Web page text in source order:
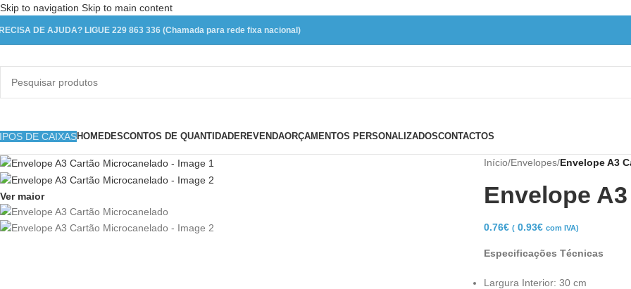
Skip to navigation Skip to main content
DE AJUDA? LIGUE 229 863 336 (Chamada para rede fixa nacional)
DE CAIXASHOMEDESCONTOS DE QUANTIDADEREVENDAORÇAMENTOS PERSONALIZADOSCONTACTOS
Ver maior
Início/Envelopes/Envelope A3
Envelope
0.76€ ( 0.93€ com IVA)
Especificações Técnicas
Largura Interior: 30 cm